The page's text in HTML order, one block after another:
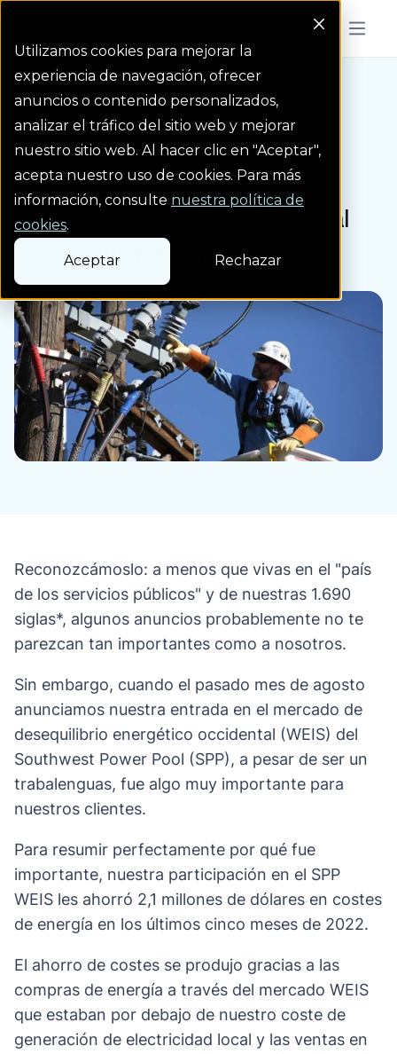
Utilizamos cookies para mejorar la
experiencia de navegación, ofrecer
anuncios o contenido personalizados,
analizar el tráfico del sitio web y mejorar
nuestro sitio web. Al hacer clic en "Aceptar",
acepta nuestro uso de cookies. Para más
información, consulte nuestra política de
cookies.
Aceptar Rechazar
Menu
Homepage Link
Blog Ahorro de costes gra...
Entrada de blog
Ahorro de costes gracias al
Southwest Power Pool
Reconozcámoslo: a menos que vivas en el "país
de los servicios públicos" y de nuestras 1.690
siglas*, algunos anuncios probablemente no te
parezcan tan importantes como a nosotros.
Sin embargo, cuando el pasado mes de agosto
anunciamos nuestra entrada en el mercado de
desequilibrio energético occidental (WEIS) del
Southwest Power Pool (SPP), a pesar de ser un
trabalenguas, fue algo muy importante para
nuestros clientes.
Para resumir perfectamente por qué fue
importante, nuestra participación en el SPP
WEIS les ahorró 2,1 millones de dólares en costes
de energía en los últimos cinco meses de 2022.
El ahorro de costes se produjo gracias a las
compras de energía a través del mercado WEIS
que estaban por debajo de nuestro coste de
generación de electricidad local y las ventas en